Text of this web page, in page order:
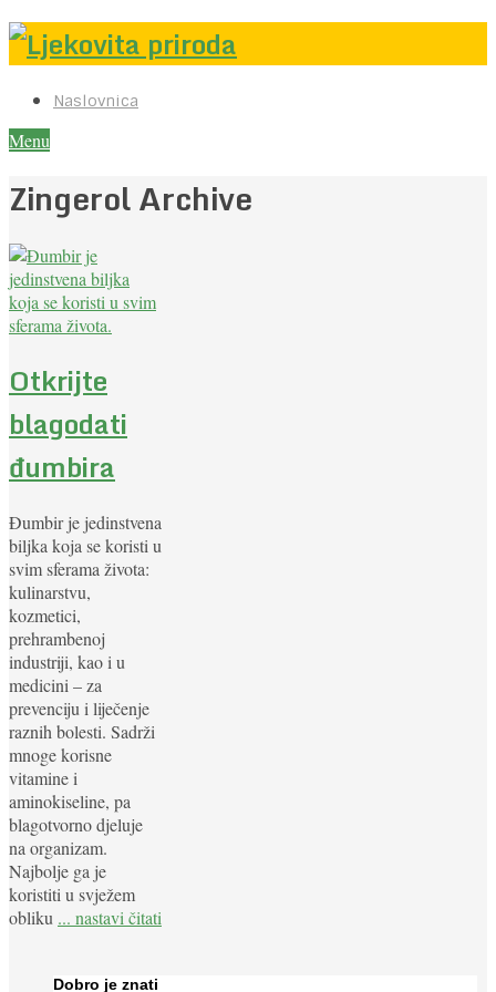
Naslovnica
Menu
Zingerol Archive
Otkrijte
blagodati
đumbira
Đumbir je jedinstvena
biljka koja se koristi u
svim sferama života:
kulinarstvu,
kozmetici,
prehrambenoj
industriji, kao i u
medicini – za
prevenciju i liječenje
raznih bolesti. Sadrži
mnoge korisne
vitamine i
aminokiseline, pa
blagotvorno djeluje
na organizam.
Najbolje ga je
koristiti u svježem
obliku ... nastavi čitati
Dobro je znati